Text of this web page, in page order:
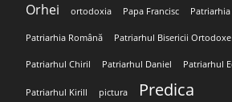
Orhei ortodoxia Papa Francisc
Patriarhia Română Patriarhul Bisericii
Patriarhul Chiril Patriarhul Daniel Patriarhul
Patriarhul Kirill pictura Predica